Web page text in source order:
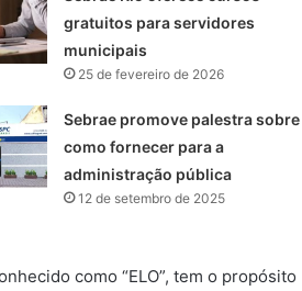
gratuitos para servidores
municipais
25 de fevereiro de 2026
Sebrae promove palestra sobre
como fornecer para a
administração pública
12 de setembro de 2025
como “ELO”, tem o propósito